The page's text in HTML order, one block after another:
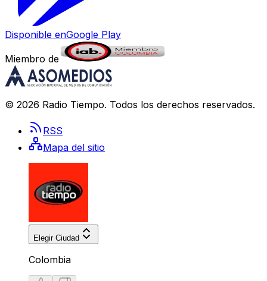
Disponible enGoogle Play
Miembro de
© 2026 Radio Tiempo. Todos los derechos reservados.
RSS
Mapa del sitio
Elegir Ciudad
Colombia